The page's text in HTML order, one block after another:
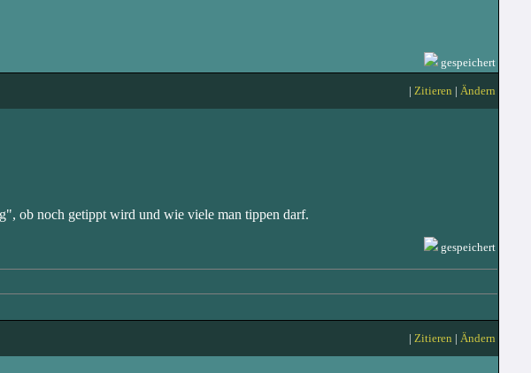
gespeichert
| Zitieren | Ändern
ob noch getippt wird und wie viele man tippen darf.
gespeichert
| Zitieren | Ändern